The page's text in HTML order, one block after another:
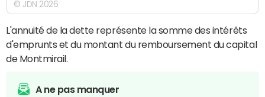
© JDN 2026
L'annuité de la dette représente la somme des intérêts
d'emprunts et du montant du remboursement du capital
de Montmirail.
A ne pas manquer